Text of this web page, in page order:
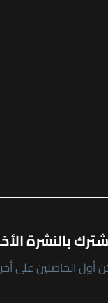
بالنشرة
أول الحاصلين على